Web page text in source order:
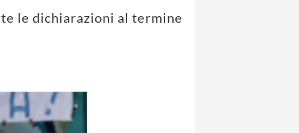
le dichiarazioni al termine